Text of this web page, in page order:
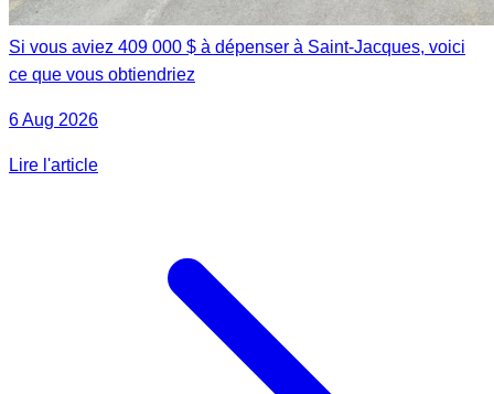
Si vous aviez 409 000 $ à dépenser à Saint-Jacques, voici
ce que vous obtiendriez
6 Aug 2026
Lire l'article